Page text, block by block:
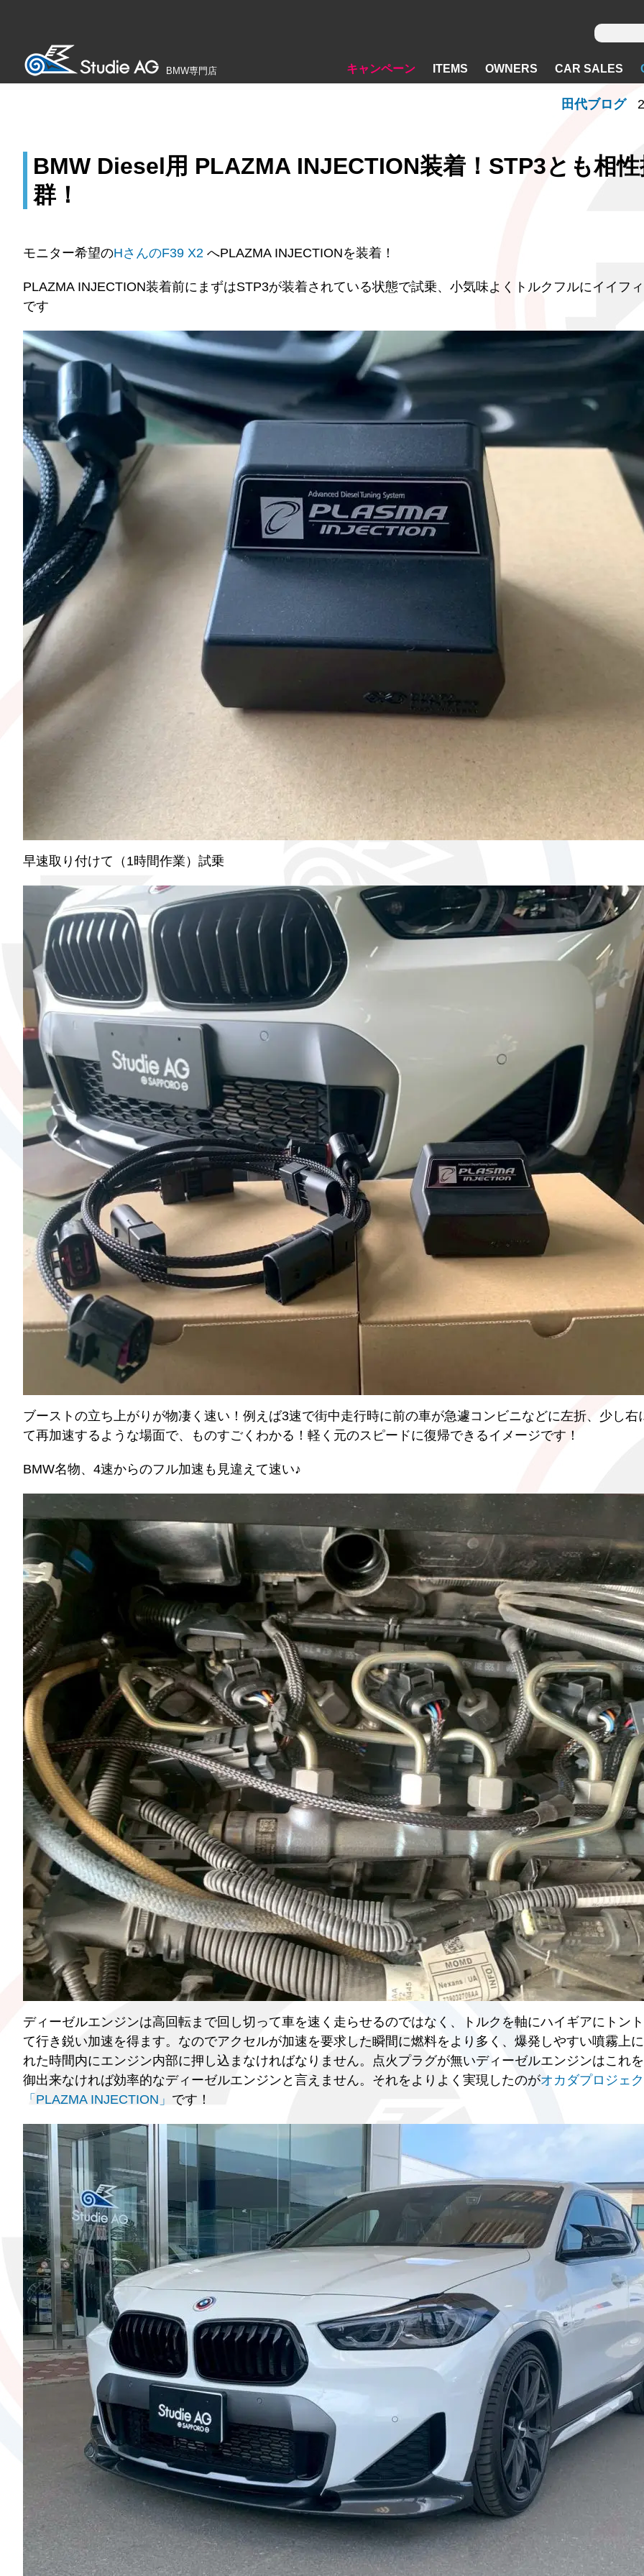
BMW専門店 キャンペーン ITEMS OWNERS CAR SALES
BMW Diesel用 PLAZMA INJECTION装着！STP3とも相
群！
田代ブログ
モニター希望のHさんのF39 X2 へPLAZMA INJECTIONを装着！
PLAZMA INJECTION装着前にまずはSTP3が装着されている状態で試乗、小気味よくトルクフルにイイフ
です
早速取り付けて（1時間作業）試乗
ブーストの立ち上がりが物凄く速い！例えば3速で街中走行時に前の車が急遽コンビニなどに左折、少し右
て再加速するような場面で、ものすごくわかる！軽く元のスピードに復帰できるイメージです！
BMW名物、4速からのフル加速も見違えて速い♪
ディーゼルエンジンは高回転まで回し切って車を速く走らせるのではなく、トルクを軸にハイギアにトン
て行き鋭い加速を得ます。なのでアクセルが加速を要求した瞬間に燃料をより多く、爆発しやすい噴霧上
れた時間内にエンジン内部に押し込まなければなりません。点火プラグが無いディーゼルエンジンはこれ
御出来なければ効率的なディーゼルエンジンと言えません。それをよりよく実現したのがオカダプロジェ
「PLAZMA INJECTION」 です！